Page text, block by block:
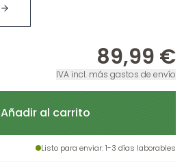
89,99 €
IVA incl. más gastos de envío
Añadir al carrito
Listo para enviar: 1-3 días laborables